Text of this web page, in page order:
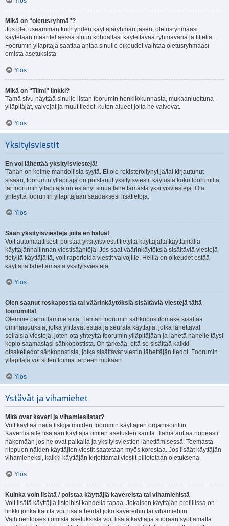
Mikä on “oletusryhmä”?
Jos olet useamman kuin yhden käyttäjäryhmän jäsen, oletusryhmääsi
käytetään määriteltäessä sinun kohdallasi käytettävää ryhmäväriä ja titteliä.
Foorumin ylläpitäjä saattaa antaa sinulle oikeudet vaihtaa oletusryhmääsi
omista asetuksista.
Ylös
Mikä on “Tiimi” linkki?
Tämä sivu näyttää sinulle listan foorumin henkilökunnasta, mukaanluettuna
ylläpitäjät, valvojat ja muut tiedot, kuten alueet joita he valvovat.
Ylös
Yksityisviestit
En voi lähettää yksityisviestejä!
Tähän on kolme mahdollista syytä. Et ole rekisteröitynyt ja/tai kirjautunut
sisään, foorumin ylläpitäjä on poistanut yksityisviestit käytöstä koko foorumilta
tai foorumin ylläpitäjä on estänyt sinua lähettämästä yksityisviestejä. Ota
yhteyttä foorumin ylläpitäjään saadaksesi lisätietoja.
Ylös
Saan yksityisviestejä joita en halua!
Voit automaattisesti poistaa yksityisviestit tietyltä käyttäjältä käyttämällä
käyttäjänhallinnan viestisääntöjä. Jos saat väärinkäytöksiä sisältäviä viestejä
tietyltä käyttäjältä, voit raportoida viestit valvojille. Heillä on oikeudet estää
käyttäjiä lähettämästä yksityisviestejä.
Ylös
Olen saanut roskapostia tai väärinkäytöksiä sisältäviä viestejä tältä
foorumilta!
Olemme pahoillamme siitä. Tämän foorumin sähköpostilomake sisältää
ominaisuuksia, jotka yrittävät estää ja seurata käyttäjiä, jotka lähettävät
sellaisia viestejä, joten ota yhteyttä foorumin ylläpitäjään ja lähetä hänelle täysi
kopio saamastasi sähköpostista. On tärkeää, että se sisältää kaikki
otsaketiedot sähköpostista, jotka sisältävät viestin lähettäjän tiedot. Foorumin
ylläpitäjä voi sitten toimia tarpeen mukaan.
Ylös
Ystävät ja vihamiehet
Mitä ovat kaveri ja vihamieslistat?
Voit käyttää näitä listoja muiden foorumin käyttäjien organisointiin.
Kaverilistalle lisätään käyttäjiä omien asetusten kautta. Tämä auttaa nopeasti
näkemään jos he ovat paikalla ja yksityisviestien lähettämisessä. Teemasta
riippuen näiden käyttäjien viestit saatetaan myös korostaa. Jos lisäät käyttäjän
vihamieheksi, kaikki käyttäjän kirjoittamat viestit piilotetaan oletuksena.
Ylös
Kuinka voin lisätä / poistaa käyttäjiä kavereista tai vihamiehistä
Voit lisätä käyttäjiä listoihisi kahdella tapaa. Jokaisen käyttäjän profiilissa on
linkki jonka kautta voit lisätä heidät joko kavereihin tai vihamiehiin.
Vaihtoehtoisesti omista asetuksista voit lisätä käyttäjiä suoraan syöttämällä